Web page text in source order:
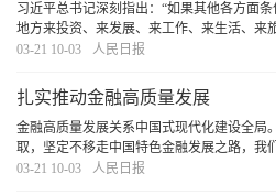
习近平总书记深刻指出：“如果其他各方面
地方来投资、来发展、来工作、来生活、来
村自然资本加快增值，让良好生态成为乡村
03-21 10-03 人民日报
扎实推动金融高质量发展
金融高质量发展关系中国式现代化建设全局
取，坚定不移走中国特色金融发展之路，我
新局面，加快建设金融强国。
03-21 10-03 人民日报